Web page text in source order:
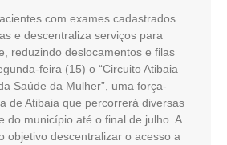
com exames cadastrados
e descentraliza serviços para
reduzindo deslocamentos e filas
feira (15) o “Circuito Atibaia
Saúde da Mulher”, uma força-
de Atibaia que percorrerá diversas
do município até o final de julho. A
objetivo descentralizar o acesso a